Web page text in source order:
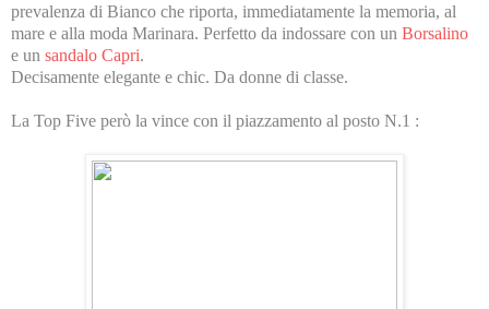
prevalenza di Bianco che riporta, immediatamente la memoria, al
mare e alla moda Marinara. Perfetto da indossare con un Borsalino
e un sandalo Capri.
Decisamente elegante e chic. Da donne di classe.
La Top Five però la vince con il piazzamento al posto N.1 :